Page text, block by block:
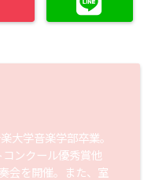
大学音楽学部卒業。
ンクール優秀賞他
会を開催。また、室